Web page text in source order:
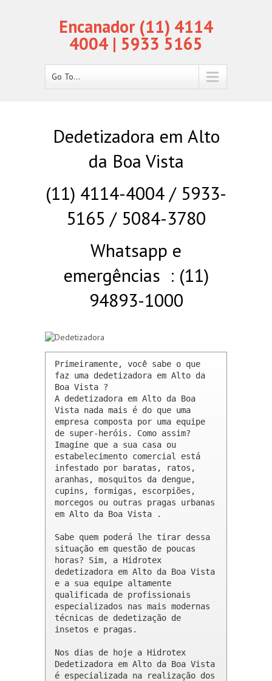
Encanador (11) 4114
4004 | 5933 5165
Go To...
Dedetizadora em Alto
da Boa Vista
(11) 4114-4004 / 5933-
5165 / 5084-3780
Whatsapp e
emergências : (11)
94893-1000
Primeiramente, você sabe o que
faz uma dedetizadora em Alto da
Boa Vista ?
A dedetizadora em Alto da Boa
Vista nada mais é do que uma
empresa composta por uma equipe
de super-heróis. Como assim?
Imagine que a sua casa ou
estabelecimento comercial está
infestado por baratas, ratos,
aranhas, mosquitos da dengue,
cupins, formigas, escorpiões,
morcegos ou outras pragas urbanas
em Alto da Boa Vista .
Sabe quem poderá lhe tirar dessa
situação em questão de poucas
horas? Sim, a Hidrotex
dedetizadora em Alto da Boa Vista
e a sua equipe altamente
qualificada de profissionais
especializados nas mais modernas
técnicas de dedetização de
insetos e pragas.
Nos dias de hoje a Hidrotex
Dedetizadora em Alto da Boa Vista
é especializada na realização dos